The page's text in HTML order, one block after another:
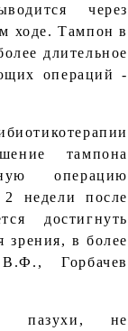
через
ходе. Тампон в
длительное
операций -
тампона
операцию
недели после
достигнуть
зрения, в более
Горбачев
пазухи, не